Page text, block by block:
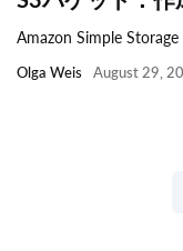
Amazon Simple Storage
Olga Weis August 29,